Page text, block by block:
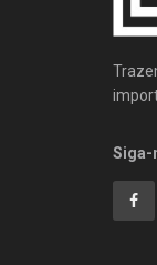
Siga-